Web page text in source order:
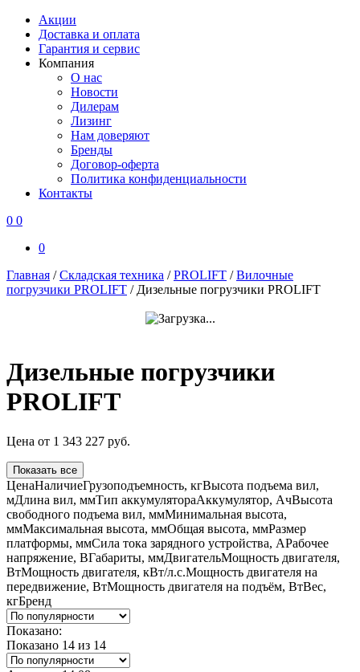
Акции
Доставка и оплата
Гарантия и сервис
Компания
О нас
Новости
Дилерам
Лизинг
Нам доверяют
Бренды
Договор-оферта
Политика конфиденциальности
Контакты
0 0
0
Главная /Складская техника /PROLIFT /Вилочные
погрузчики PROLIFT / Дизельные погрузчики PROLIFT
Дизельные погрузчики
PROLIFT
Цена от 1 343 227 руб.
Показать все
ЦенаНаличиеГрузоподъемность, кгВысота подъема вил,
мДлина вил, ммТип аккумулятораАккумулятор, АчВысота
свободного подъема вил, ммМинимальная высота,
ммМаксимальная высота, ммОбщая высота, ммРазмер
платформы, ммСила тока зарядного устройства, АРабочее
напряжение, ВГабариты, ммДвигательМощность двигателя,
ВтМощность двигателя, кВт/л.с.Мощность двигателя на
передвижение, ВтМощность двигателя на подъём, ВтВес,
кгБренд
Показано:
Показано 14 из 14